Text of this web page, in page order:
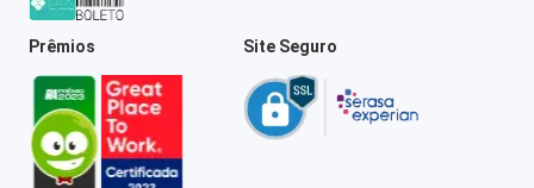
Prêmios Site Seguro